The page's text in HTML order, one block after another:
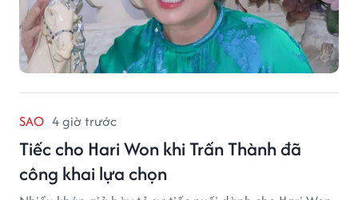
SAO 4 giờ trước
Tiếc cho Hari Won khi Trấn Thành đã
công khai lựa chọn